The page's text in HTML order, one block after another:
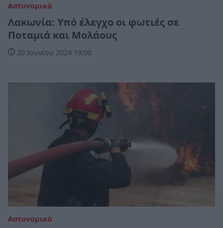
Αστυνομικά
Λακωνία: Υπό έλεγχο οι φωτιές σε
Ποταμιά και Μολάους
20 Ιουνίου 2024 19:00
Αστυνομικά